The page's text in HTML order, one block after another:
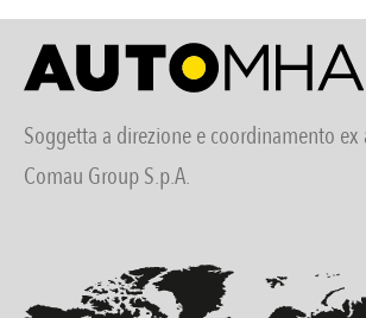
Soggetta a direzione e coordinamento ex
Comau Group S.p.A.